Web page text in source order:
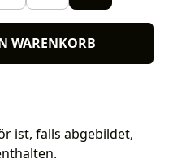
WARENKORB
ist, falls abgebildet,